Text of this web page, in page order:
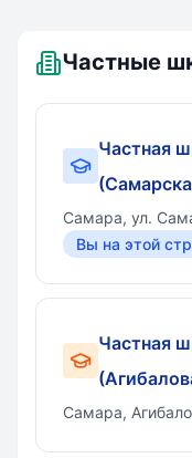
Частные
Частная
Самара, ул.
Вы на этой
Частная
Самара,